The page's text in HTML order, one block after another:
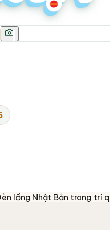
lồng Nhật Bản trang trí